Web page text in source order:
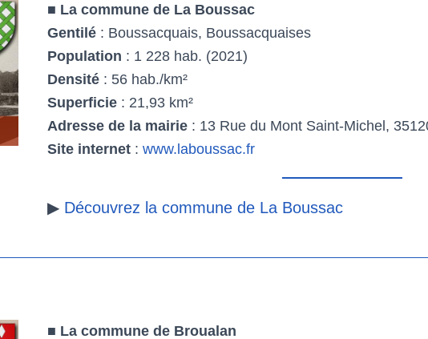
■ La commune de La Boussac
Gentilé : Boussacquais, Boussacquaises
Population : 1 228 hab. (2021)
Densité : 56 hab./km²
Superficie : 21,93 km²
Adresse de la mairie : 13 Rue du Mont Saint-Michel,
Site internet : www.laboussac.fr
▶ Découvrez la commune de La Boussac
■ La commune de Broualan